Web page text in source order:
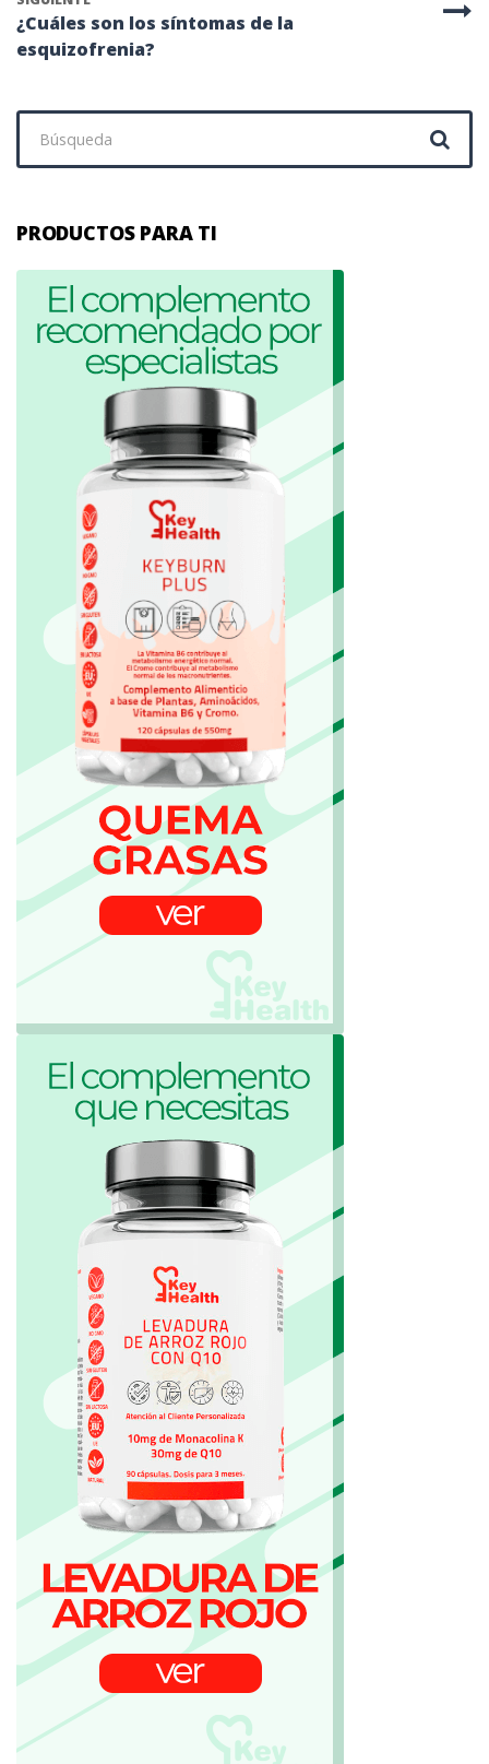
¿Cuáles son los síntomas de la
esquizofrenia?
PRODUCTOS PARA TI